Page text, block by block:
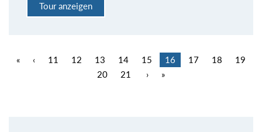
Tour anzeigen
« ‹ 11 12 13 14 15 16 17 18
19
20
21 › »